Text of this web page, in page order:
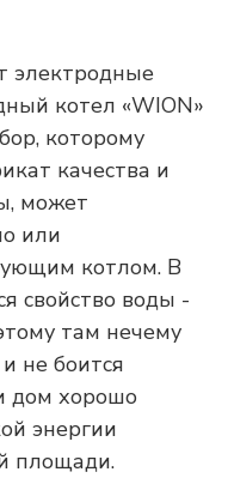
электродные
котел «WION»
которому
качества и
может
или
котлом. В
свойство воды -
там нечему
не боится
дом хорошо
энергии
площади.